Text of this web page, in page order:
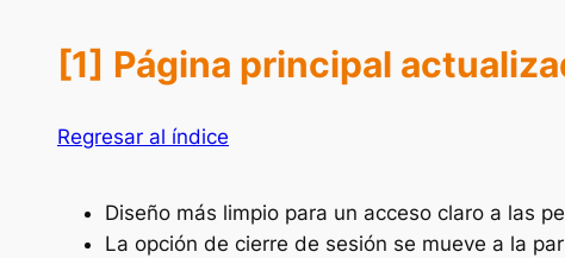
[1] Página principal
Regresar al índice
Diseño más limpio para un acceso claro a las
La opción de cierre de sesión se mueve a la